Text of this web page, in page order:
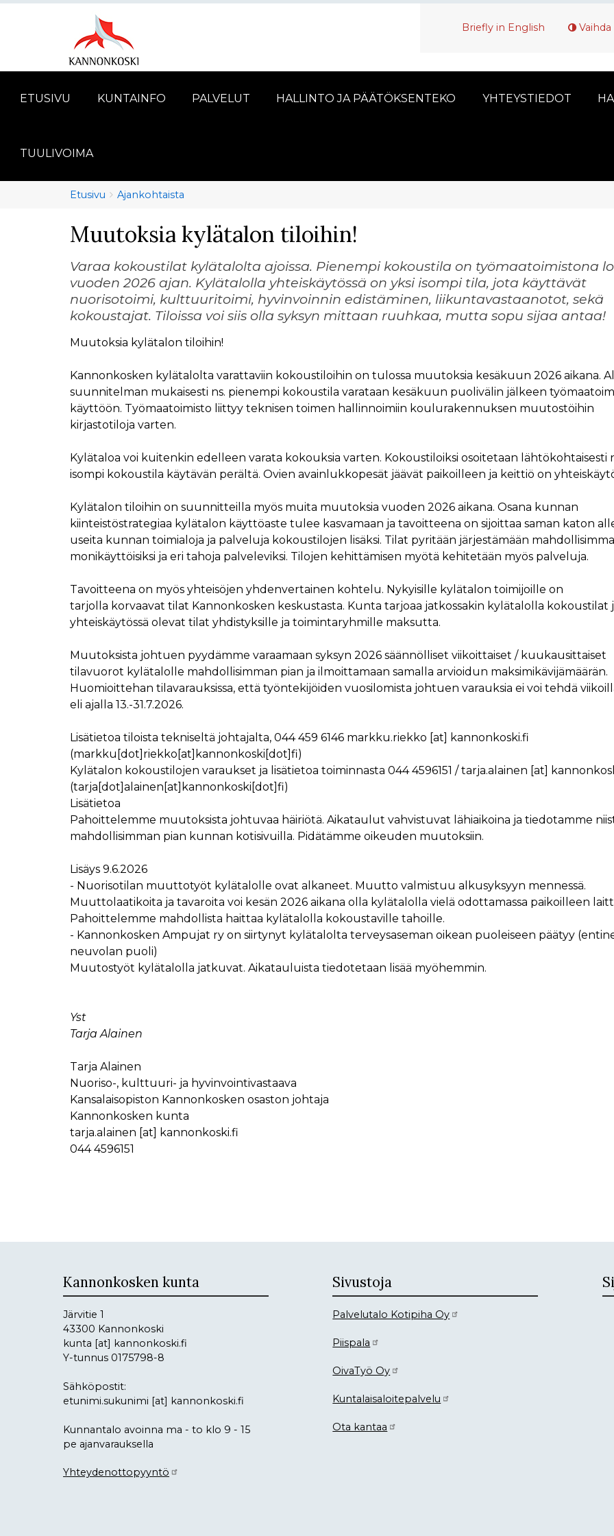
Briefly in English
ETUSIVU KUNTAINFO PALVELUT HALLINTO JA PÄÄTÖKSENTEKO YHTEYSTIEDOT
TUULIVOIMA
Murupolku
You
here:
Etusivu Ajankohtaista
Muutoksia kylätalon tiloihin!
Varaa kokoustilat kylätalolta ajoissa. Pienempi kokoustila on työmaatoimistona
vuoden 2026 ajan. Kylätalolla yhteiskäytössä on yksi isompi tila, jota käyttävät
nuorisotoimi, kulttuuritoimi, hyvinvoinnin edistäminen, liikuntavastaanotot, sekä
kokoustajat. Tiloissa voi siis olla syksyn mittaan ruuhkaa, mutta sopu sijaa antaa!
Muutoksia kylätalon tiloihin!
Kannonkosken kylätalolta varattaviin kokoustiloihin on tulossa muutoksia kesäkuun 2026 aikana.
suunnitelman mukaisesti ns. pienempi kokoustila varataan kesäkuun puolivälin jälkeen
käyttöön. Työmaatoimisto liittyy teknisen toimen hallinnoimiin koulurakennuksen muutostöihin
kirjastotiloja varten.
Kylätaloa voi kuitenkin edelleen varata kokouksia varten. Kokoustiloiksi osoitetaan lähtökohtaisesti
isompi kokoustila käytävän perältä. Ovien avainlukkopesät jäävät paikoilleen ja keittiö on
Kylätalon tiloihin on suunnitteilla myös muita muutoksia vuoden 2026 aikana. Osana kunnan
kiinteistöstrategiaa kylätalon käyttöaste tulee kasvamaan ja tavoitteena on sijoittaa saman katon
useita kunnan toimialoja ja palveluja kokoustilojen lisäksi. Tilat pyritään järjestämään
monikäyttöisiksi ja eri tahoja palveleviksi. Tilojen kehittämisen myötä kehitetään myös palveluja.
Tavoitteena on myös yhteisöjen yhdenvertainen kohtelu. Nykyisille kylätalon toimijoille on
tarjolla korvaavat tilat Kannonkosken keskustasta. Kunta tarjoaa jatkossakin kylätalolla kokoustilat
yhteiskäytössä olevat tilat yhdistyksille ja toimintaryhmille maksutta.
Muutoksista johtuen pyydämme varaamaan syksyn 2026 säännölliset viikoittaiset / kuukausittaiset
tilavuorot kylätalolle mahdollisimman pian ja ilmoittamaan samalla arvioidun maksimikävijämäärän.
Huomioittehan tilavarauksissa, että työntekijöiden vuosilomista johtuen varauksia ei voi tehdä
eli ajalla 13.-31.7.2026.
Lisätietoa tiloista tekniseltä johtajalta, 044 459 6146 markku.riekko [at]
kannonkoski.fi
(markku[dot]riekko[at]kannonkoski[dot]fi)
Kylätalon kokoustilojen varaukset ja lisätietoa toiminnasta 044 4596151 /tarja.alainen [at]
(tarja[dot]alainen[at]kannonkoski[dot]fi)
Lisätietoa
Pahoittelemme muutoksista johtuvaa häiriötä. Aikataulut vahvistuvat lähiaikoina ja tiedotamme
mahdollisimman pian kunnan kotisivuilla. Pidätämme oikeuden muutoksiin.
Lisäys 9.6.2026
- Nuorisotilan muuttotyöt kylätalolle ovat alkaneet. Muutto valmistuu alkusyksyyn mennessä.
Muuttolaatikoita ja tavaroita voi kesän 2026 aikana olla kylätalolla vielä odottamassa paikoilleen
Pahoittelemme mahdollista haittaa kylätalolla kokoustaville tahoille.
- Kannonkosken Ampujat ry on siirtynyt kylätalolta terveysaseman oikean puoleiseen päätyy
neuvolan puoli)
Muutostyöt kylätalolla jatkuvat. Aikatauluista tiedotetaan lisää myöhemmin.
Yst
Tarja Alainen
Tarja Alainen
Nuoriso-, kulttuuri- ja hyvinvointivastaava
Kansalaisopiston Kannonkosken osaston johtaja
Kannonkosken kunta
tarja.alainen [at]
kannonkoski.fi
044 4596151
Kannonkosken kunta
Järvitie 1
43300 Kannonkoski
kunta [at] kannonkoski.fi
Y-tunnus 0175798-8
Sähköpostit:
etunimi.sukunimi [at] kannonkoski.fi
Kunnantalo avoinna ma - to klo 9 - 15
pe ajanvarauksella
Yhteydenottopyyntö
Sivustoja
Palvelutalo Kotipiha Oy
Piispala
OivaTyö Oy
Kuntalaisaloitepalvelu
Ota kantaa